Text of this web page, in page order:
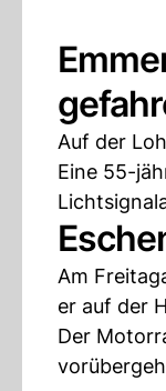
Auf der
Eine 55-
Am
er auf der
Der